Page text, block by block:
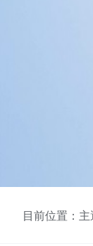
目前位置：